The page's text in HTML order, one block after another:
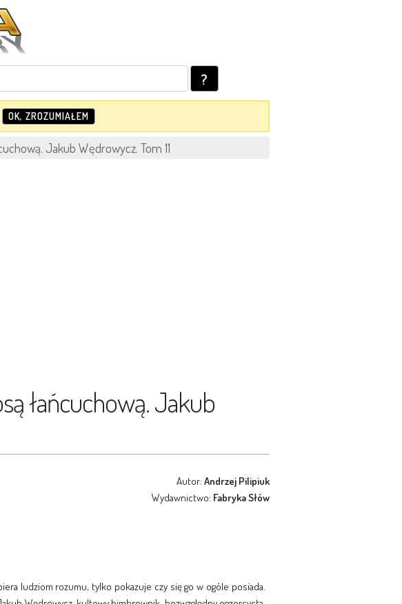
?
OK, ZROZUMIAŁEM
Jakub Wędrowycz. Tom 11
łańcuchową. Jakub
Autor: Andrzej Pilipiuk
Wydawnictwo: Fabryka Słów
ludziom rozumu, tylko pokazuje czy się go w ogóle posiada.